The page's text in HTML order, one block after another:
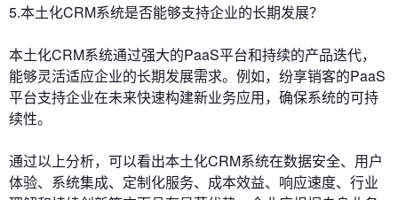
5.本土化CRM系统是否能够支持企业的长期发展？
本土化CRM系统通过强大的PaaS平台和持续的产品迭代，
能够灵活适应企业的长期发展需求。例如，纷享销客的PaaS
平台支持企业在未来快速构建新业务应用，确保系统的可持
续性。
通过以上分析，可以看出本土化CRM系统在数据安全、用户
体验、系统集成、定制化服务、成本效益、响应速度、行业